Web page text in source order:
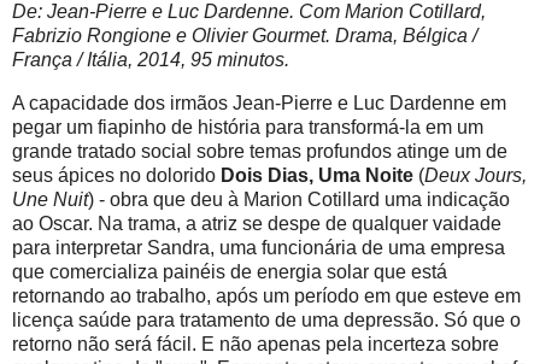
De: Jean-Pierre e Luc Dardenne. Com Marion Cotillard,
Fabrizio Rongione e Olivier Gourmet. Drama, Bélgica /
França / Itália, 2014, 95 minutos.
A capacidade dos irmãos Jean-Pierre e Luc Dardenne em
pegar um fiapinho de história para transformá-la em um
grande tratado social sobre temas profundos atinge um de
seus ápices no dolorido Dois Dias, Uma Noite (Deux Jours,
Une Nuit) - obra que deu à Marion Cotillard uma indicação
ao Oscar. Na trama, a atriz se despe de qualquer vaidade
para interpretar Sandra, uma funcionária de uma empresa
que comercializa painéis de energia solar que está
retornando ao trabalho, após um período em que esteve em
licença saúde para tratamento de uma depressão. Só que o
retorno não será fácil. E não apenas pela incerteza sobre